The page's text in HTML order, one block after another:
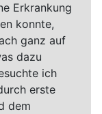
Erkrankung
konnte,
ganz auf
dazu
ich
erste
dem